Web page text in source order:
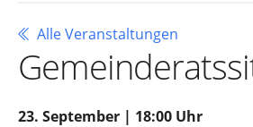
Alle Veranstaltungen
23. September | 18:00 Uhr